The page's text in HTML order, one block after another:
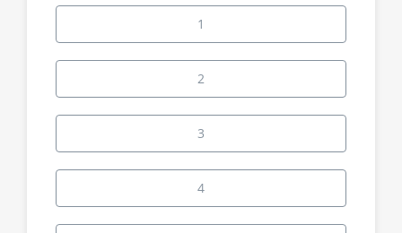
1
2
3
4